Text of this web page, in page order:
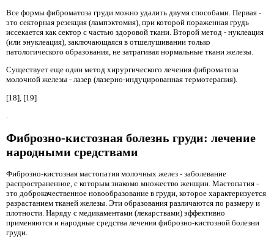
Все формы фиброматоза груди можно удалить двумя способами. Первая -
это секторная резекция (лампэктомия), при которой пораженная грудь
иссекается как сектор с частью здоровой ткани. Второй метод - нуклеация
(или энуклеация), заключающаяся в отшелушивании только
патологического образования, не затрагивая нормальные ткани железы.
Существует еще один метод хирургического лечения фиброматоза
молочной железы - лазер (лазерно-индуцированная термотерапия).
[18], [19]
.
Фиброзно-кистозная болезнь груди: лечение
народными средствами
Фиброзно-кистозная мастопатия молочных желез - заболевание
распространенное, с которым знакомо множество женщин. Мастопатия -
это доброкачественное новообразование в груди, которое характеризуется
разрастанием тканей железы. Эти образования различаются по размеру и
плотности. Наряду с медикаментами (лекарствами) эффективно
применяются и народные средства лечения фиброзно-кистозной болезни
груди.